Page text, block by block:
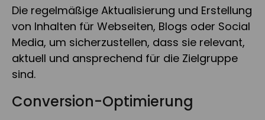
Die regelmäßige Aktualisierung und Erstellung
von Inhalten für Webseiten, Blogs oder Social
Media, um sicherzustellen, dass sie relevant,
aktuell und ansprechend für die Zielgruppe
sind.
Conversion-Optimierung